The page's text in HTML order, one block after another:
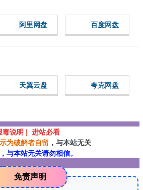
阿里网盘 百度网盘
天翼云盘 夸克网盘
说明 | 进站必看
为破解者自留 ，与本站无关
与本站无关请勿相信。
免责声明